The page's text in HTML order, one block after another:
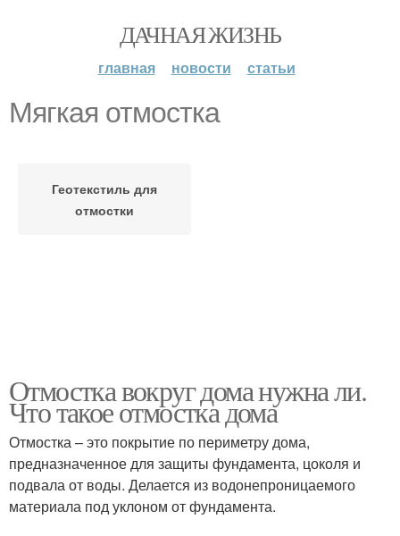
ДАЧНАЯ ЖИЗНЬ
главная новости статьи
Мягкая отмостка
Геотекстиль для
отмостки
Отмостка вокруг дома нужна ли.
Что такое отмостка дома
Отмостка – это покрытие по периметру дома,
предназначенное для защиты фундамента, цоколя и
подвала от воды. Делается из водонепроницаемого
материала под уклоном от фундамента.